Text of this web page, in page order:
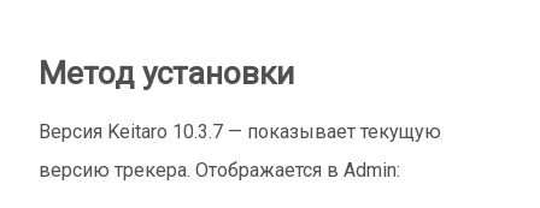
Метод установки
Версия Keitaro 10.3.7 — показывает текущую
версию трекера. Отображается в Admin: